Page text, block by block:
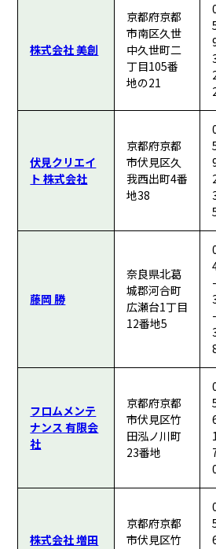
株式会社 美創
京都府京都
市南区久世
中久世町二
丁目105番
地の21
伏見クリエイ
ト 株式会社
京都府京都
市伏見区久
我西出町4番
地38
藤岡 勝
奈良県北葛
城郡河合町
広瀬台1丁目
12番地5
-
-
フロムメンテ
ナンス 有限会
社
京都府京都
市伏見区竹
田泓ノ川町
23番地
株式会社 増田
京都府京都
市伏見区竹